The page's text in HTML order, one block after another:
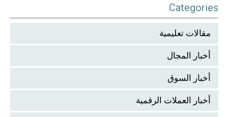
Categories
مقالات تعليمية
أخبار المجال
أخبار السوق
أخبار العملات الرقمية